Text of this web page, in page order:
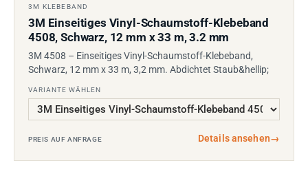
3M KLEBEBAND
3M Einseitiges Vinyl-Schaumstoff-Klebeband
4508, Schwarz, 12 mm x 33 m, 3.2 mm
3M 4508 – Einseitiges Vinyl-Schaumstoff-Klebeband,
Schwarz, 12 mm x 33 m, 3,2 mm. Abdichtet Staub&hellip;
VARIANTE WÄHLEN
PREIS AUF ANFRAGE Details ansehen→